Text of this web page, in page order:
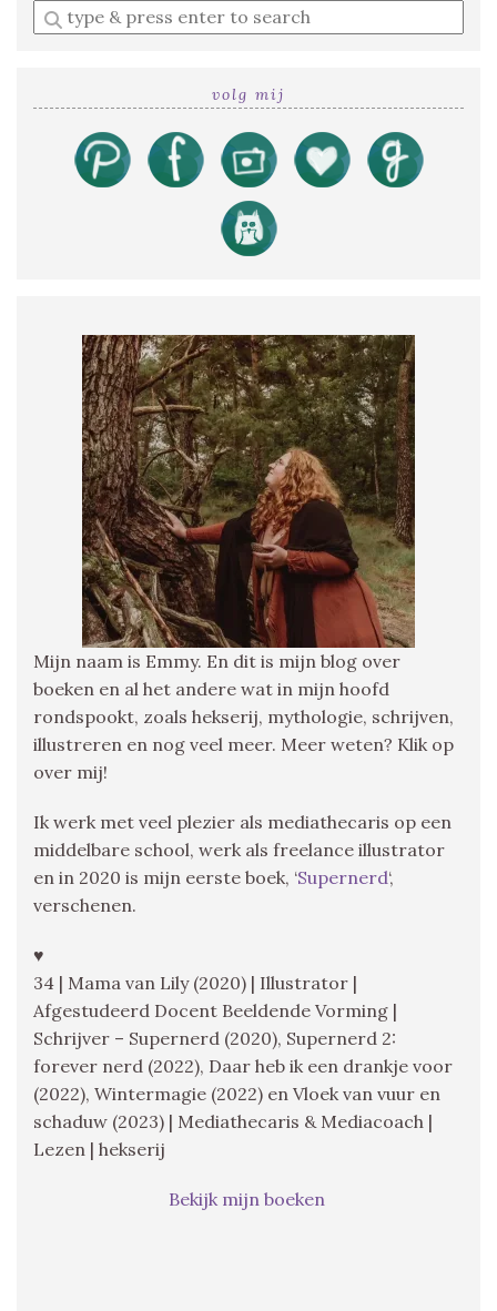
Enter
a
volg mij
Mijn naam is Emmy. En dit is mijn blog over
boeken en al het andere wat in mijn hoofd
rondspookt, zoals hekserij, mythologie, schrijven,
illustreren en nog veel meer. Meer weten? Klik op
over mij!
Ik werk met veel plezier als mediathecaris op een
middelbare school, werk als freelance illustrator
en in 2020 is mijn eerste boek, ‘Supernerd‘,
verschenen.
♥
34 | Mama van Lily (2020) | Illustrator |
Afgestudeerd Docent Beeldende Vorming |
Schrijver – Supernerd (2020), Supernerd 2:
forever nerd (2022), Daar heb ik een drankje voor
(2022), Wintermagie (2022) en Vloek van vuur en
schaduw (2023) | Mediathecaris & Mediacoach |
Lezen | hekserij
Bekijk mijn boeken